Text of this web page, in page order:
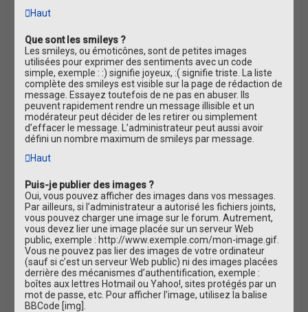
Haut
Que sont les smileys ?
Les smileys, ou émoticônes, sont de petites images
utilisées pour exprimer des sentiments avec un code
simple, exemple : :) signifie joyeux, :( signifie triste. La liste
complète des smileys est visible sur la page de rédaction de
message. Essayez toutefois de ne pas en abuser. Ils
peuvent rapidement rendre un message illisible et un
modérateur peut décider de les retirer ou simplement
d’effacer le message. L’administrateur peut aussi avoir
défini un nombre maximum de smileys par message.
Haut
Puis-je publier des images ?
Oui, vous pouvez afficher des images dans vos messages.
Par ailleurs, si l’administrateur a autorisé les fichiers joints,
vous pouvez charger une image sur le forum. Autrement,
vous devez lier une image placée sur un serveur Web
public, exemple : http://www.exemple.com/mon-image.gif.
Vous ne pouvez pas lier des images de votre ordinateur
(sauf si c’est un serveur Web public) ni des images placées
derrière des mécanismes d’authentification, exemple :
boîtes aux lettres Hotmail ou Yahoo!, sites protégés par un
mot de passe, etc. Pour afficher l’image, utilisez la balise
BBCode [img].